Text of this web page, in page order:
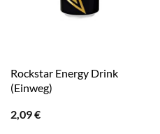
Rockstar Energy Drink
(Einweg)
2,09€